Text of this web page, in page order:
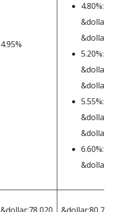
4.95%
4.80%:
5.20%:
5.55%:
6.60%: